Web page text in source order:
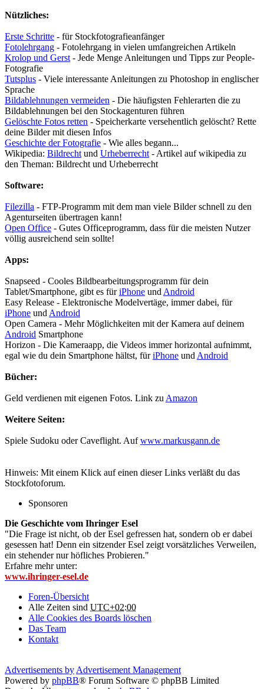
Nützliches:
Erste Schritte - für Stockfotografieanfänger
Fotolehrgang - Fotolehrgang in vielen umfangreichen Artikeln
Krolop und Gerst - Jede Menge Anleitungen und Tipps zur People-
Fotografie
Tutsplus - Viele interessante Anleitungen zu Photoshop in englischer
Sprache
Bildablehnungen vermeiden - Die häufigsten Fehlerarten die zu
Bildablehnungen bei den Stockagenturen führen
Gelöschte Fotos retten - Speicherkarte versehentlich gelöscht? Rette
deine Bilder mit diesen Infos
Geschichte der Fotografie - Wie alles begann...
Wikipedia: Bildrecht und Urheberrecht - Artikel auf wikipedia zu
den Theman: Bildrecht und Urheberrecht
Software:
Filezilla - FTP-Programm mit dem man viele Bilder schnell zu den
Agenturseiten übertragen kann!
Open Office - Gutes Officeprogramm, dass für die meisten Nutzer
völlig ausreichend sein sollte!
Apps:
Snapseed - Cooles Bildbearbeitungsprogramm für dein
Tablet/Smartphone, gibt es füriPhone und Android
Easy Release - Elektronische Modelvertäge, immer dabei, für
iPhone und Android
Open Camera - Mehr Möglichkeiten mit der Kamera auf deinem
Android Smartphone
Horizon - Die Kameraapp, die Videos immer horizontal aufnimmt,
egal wie du dein Smartphone hältst, füriPhone und Android
Bücher:
Geld verdienen mit eigenen Fotos. Link zu Amazon
Weitere Seiten:
Spiele Sudoku oder Caveflight. Aufwww.markusgann.de
Hinweis: Mit einem Klick auf einen dieser Links verläßt du das
Stockfotoforum.
Sponsoren
Die Geschichte vom Ihringer Esel
"Die Frage ist nicht, ob der Esel gefressen hat, sondern ob er dabei
gesessen hat! Denn ein sitzender Esel zeigt vorsätzliches Verweilen,
ein stehender nur höfliches Probieren."
Erfahre mehr unter:
www.ihringer-esel.de
Foren-Übersicht
Alle Zeiten sind UTC+02:00
Alle Cookies des Boards löschen
Das Team
Kontakt
Advertisements by Advertisement Management
Powered by phpBB® Forum Software © phpBB Limited